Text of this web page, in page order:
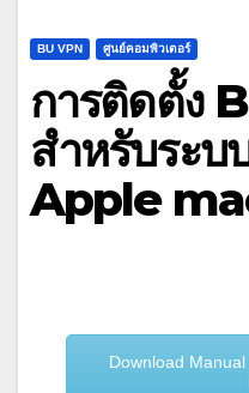
BU VPN ศูนย์คอมพิวเตอร์
การติดตั้ง
สำหรับระบ
Apple
Download